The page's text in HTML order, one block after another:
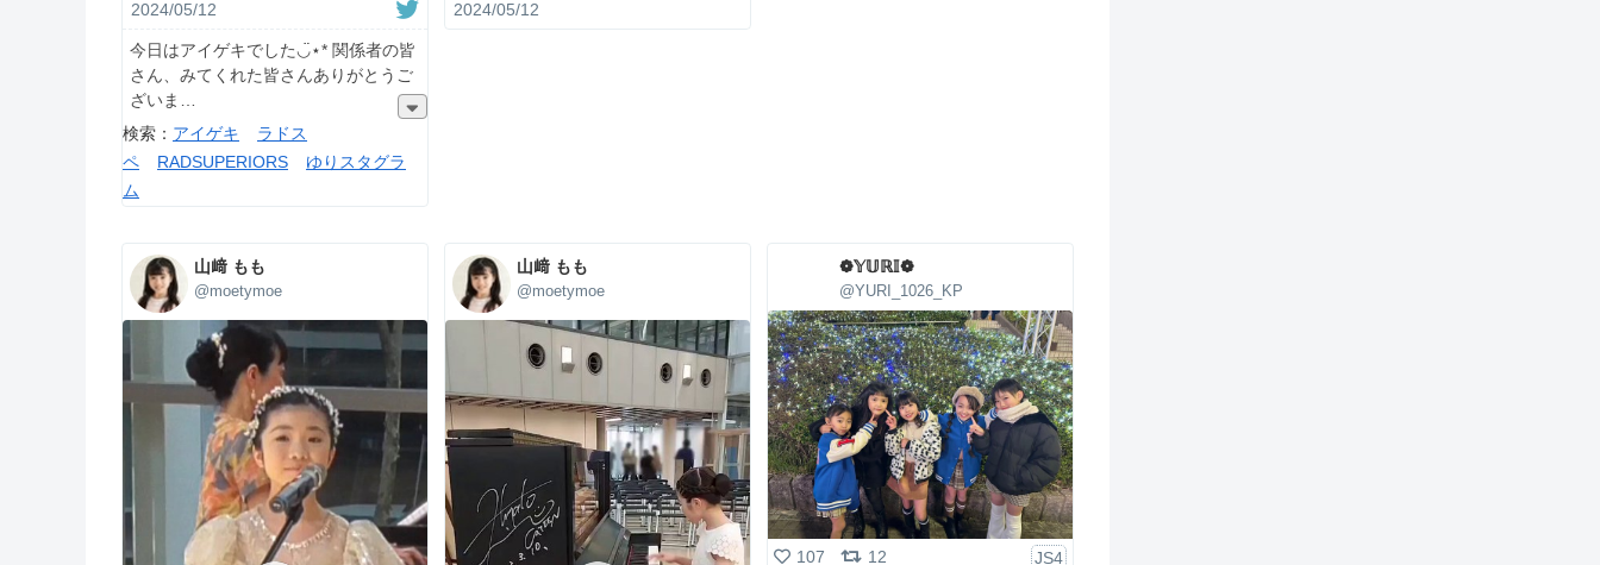
2024/05/12
今日はアイゲキでした◡̈⋆* 関係者の皆
さん、みてくれた皆さんありがとうご
ざいま
検索： アイゲキ
ラドス
ペ
RADSUPERIORS
ゆりスタグラ
ム
2024/05/12
山﨑 もも
@moetymoe
山﨑 もも
@moetymoe
❁𝕐𝕌ℝ𝕀❁
@YURI_1026_KP
107 12
JS4